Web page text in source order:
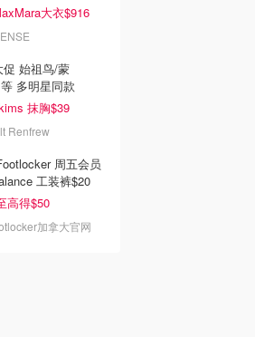
大衣$916
促 始祖鸟/蒙
多明星同款
抹胸$39
Renfrew
周五会员
工装裤$20
高得$50
加拿大官网